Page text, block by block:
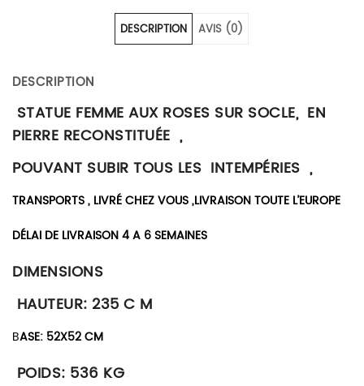
DESCRIPTION AVIS (0)
DESCRIPTION
STATUE FEMME AUX ROSES SUR SOCLE, EN
PIERRE RECONSTITUÉE ,
POUVANT SUBIR TOUS LES INTEMPÉRIES ,
TRANSPORTS , LIVRÉ CHEZ VOUS ,LIVRAISON TOUTE L’EUROPE
DÉLAI DE LIVRAISON 4 A 6 SEMAINES
DIMENSIONS
HAUTEUR: 235 C M
BASE: 52X52 CM
POIDS: 536 KG